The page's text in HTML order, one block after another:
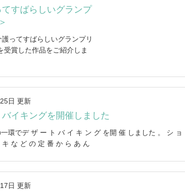
すばらしいグランプ
ってすばらしいグランプリ
賞した作品をご紹介しま
日 更新
イキングを開催しました
環でデ ザ ー ト バ イ キ ン グ を開 催 しました 。 シ ョ
キ な ど の 定 番 か ら あ ん
日 更新